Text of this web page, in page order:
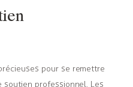
pour se remettre
professionnel. Les